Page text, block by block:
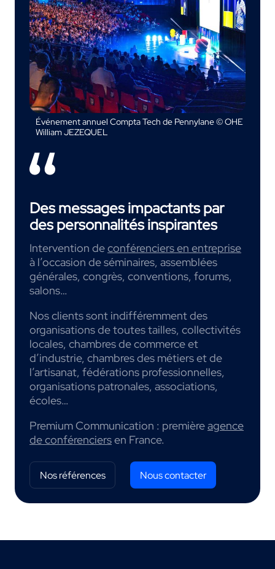
Événement annuel Compta Tech de Pennylane © OHE
William JEZEQUEL
Des messages impactants par
des personnalités inspirantes
Intervention deconférenciers en entreprise
à l’occasion de séminaires, assemblées
générales, congrès, conventions, forums,
salons…
Nos clients sont indifféremment des
organisations de toutes tailles, collectivités
locales, chambres de commerce et
d’industrie, chambres des métiers et de
l’artisanat, fédérations professionnelles,
organisations patronales, associations,
écoles…
Premium Communication : premièreagence
de conférenciersen France.
Nos références Nous contacter